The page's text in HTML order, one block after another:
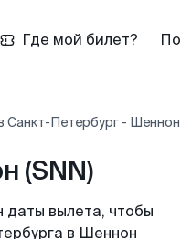
Где мой билет?
Санкт-Петербург - Шеннон
(SNN)
вылета, чтобы
в Шеннон